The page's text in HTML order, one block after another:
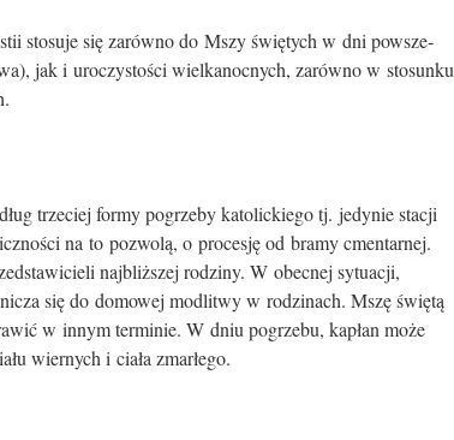
stosuje się zarówno do Mszy świętych w dni powsze­
jak i uroczystości wielkanocnych, zarówno w stosunku
trzeciej formy pogrzeby katolickiego tj. jedynie stacji
na to pozwolą, o procesję od bramy cmentarnej.
najbliższej rodziny. W obecnej sytuacji,
się do domowej modlitwy w rodzinach. Mszę świętą
w innym terminie. W dniu pogrzebu, kapłan może
wiernych i ciała zmarłego.